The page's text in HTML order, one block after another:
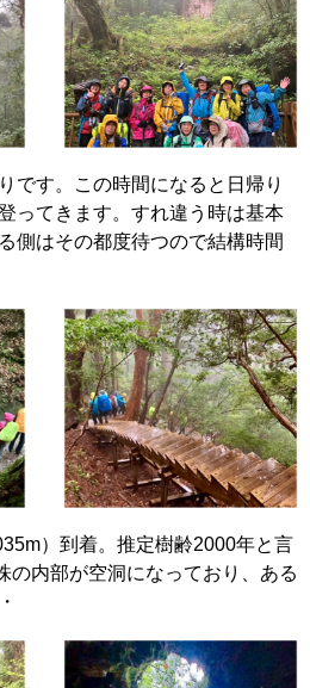
です。この時間になると日帰り
ってきます。すれ違う時は基本
側はその都度待つので結構時間
）到着。推定樹齢2000年と言
の内部が空洞になっており、ある